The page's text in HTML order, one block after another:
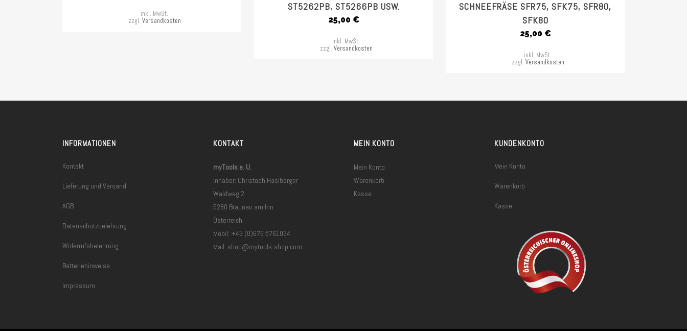
inkl. MwSt.
zzgl. Versandkosten
ST5262PB, ST5266PB USW.
25,00 €
inkl. MwSt.
zzgl. Versandkosten
SCHNEEFRÄSE SFR75, SFK75, SFR80,
SFK80
25,00 €
inkl. MwSt.
zzgl. Versandkosten
INFORMATIONEN
Kontakt
Lieferung und Versand
AGB
Datenschutzbelehrung
Widerrufsbelehrung
Batteriehinweise
Impressum
KONTAKT
myTools e. U.
Inhaber: Christoph Haslberger
Waldweg 2
5280 Braunau am Inn
Österreich
Mobil: +43 (0)676 5761034
Mail: shop@mytools-shop.com
MEIN KONTO
Mein Konto
Warenkorb
Kasse
KUNDENKONTO
Mein Konto
Warenkorb
Kasse